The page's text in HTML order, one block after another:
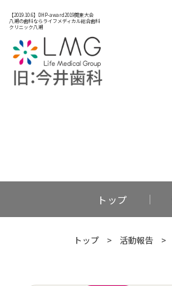
【2019.10.6】DHP-award2019関東大会
八潮の歯科ならライフメディカル総合歯科
クリニック八潮
トップ
トップ > 活動報告 >